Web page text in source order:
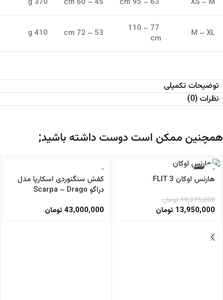
77 – 110
cm
توضیحات تکمیلی
نظرات (0)
همچنین ممکن است دوست داشته باشید;
-28%
هارنس اوکان FLIT 3
19,375,000تومان
13,950,000 تومان
کفش سنگنوردی اسکارپا مدل
دراگو Scarpa – Drago
43,000,000 تومان